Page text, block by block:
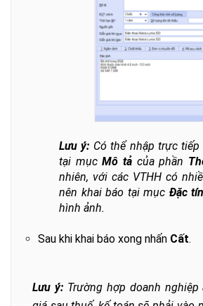
Lưu ý: Có thể nhập trực
tại mụcMô tả của phần
nhiên, với các VTHH có
nên khai báo tại mục Đặc
hình ảnh.
Sau khi khai báo xong nhấn Cất.
Lưu ý: Trường hợp doanh